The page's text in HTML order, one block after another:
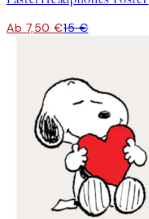
Ab 7,50 €15 €